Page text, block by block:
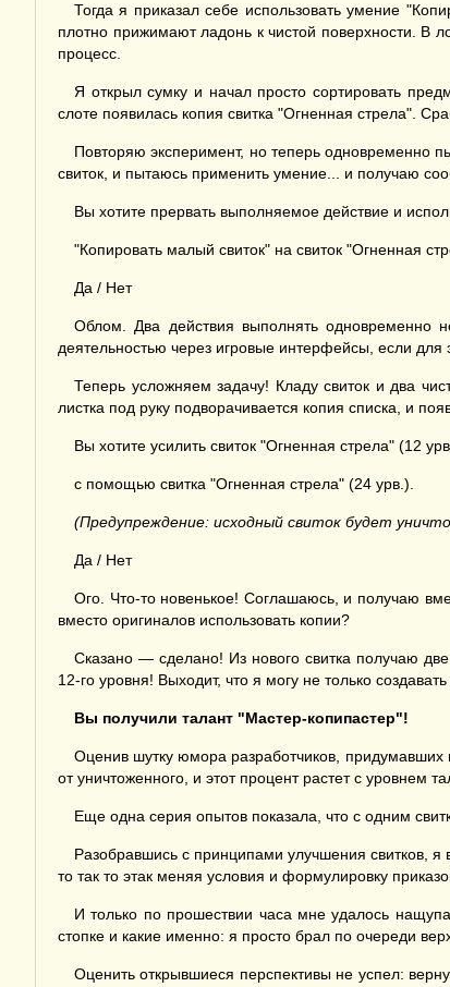
Тогда я приказал себе использовать умение
плотно прижимают ладонь к чистой поверхности. В
процесс.
Я открыл сумку и начал просто сортировать
слоте появилась копия свитка "Огненная стрела".
Повторяю эксперимент, но теперь одновременно
свиток, и пытаюсь применить умение... и получаю
Вы хотите прервать выполняемое действие и
"Копировать малый свиток" на свиток "Огненная
Да / Нет
Облом. Два действия выполнять одновременно
деятельностью через игровые интерфейсы, если для
Теперь усложняем задачу! Кладу свиток и два
листка под руку подворачивается копия списка, и
Вы хотите усилить свиток "Огненная стрела" (12
с помощью свитка "Огненная стрела" (24 урв.).
(Предупреждение: исходный свиток будет
Да / Нет
Ого. Что-то новенькое! Соглашаюсь, и получаю
вместо оригиналов использовать копии?
Сказано — сделано! Из нового свитка получаю
12-го уровня! Выходит, что я могу не только
Вы получили талант "Мастер-копипастер"!
Оценив шутку юмора разработчиков, придумавших
от уничтоженного, и этот процент растет с уровнем
Еще одна серия опытов показала, что с одним
Разобравшись с принципами улучшения свитков,
то так то этак меняя условия и формулировку
И только по прошествии часа мне удалось
стопке и какие именно: я просто брал по очереди
Оценить открывшиеся перспективы не успел: